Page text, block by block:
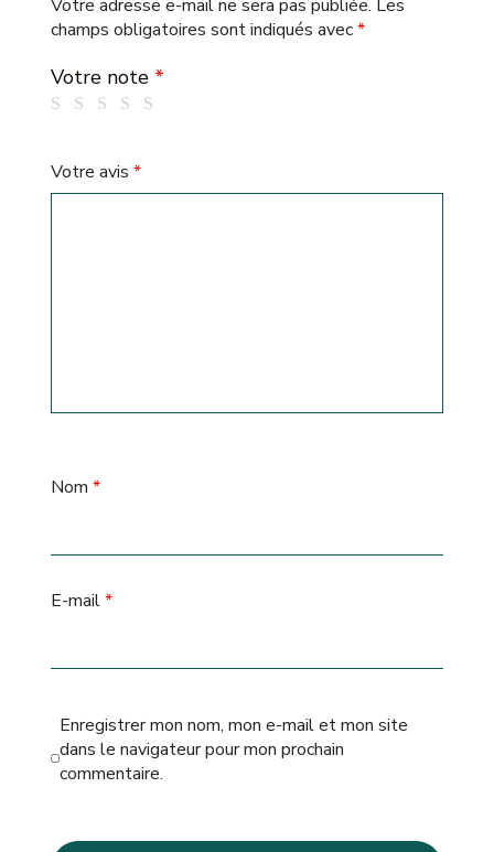
Votre adresse e-mail ne sera pas publiée. Les
champs obligatoires sont indiqués avec*
Votre note *
Votre avis *
Nom *
E-mail*
Enregistrer mon nom, mon e-mail et mon site
dans le navigateur pour mon prochain
commentaire.